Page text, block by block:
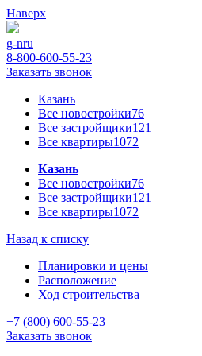
Наверх
g-nru
8-800-600-55-23
Заказать звонок
Казань
Все новостройки76
Все застройщики121
Все квартиры1072
Казань
Все новостройки76
Все застройщики121
Все квартиры1072
Назад к списку
Планировки и цены
Расположение
Ход строительства
+7 (800) 600-55-23
Заказать звонок